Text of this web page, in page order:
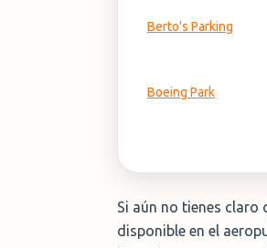
Berto's Parking
Boeing Park
Si aún no tienes claro
disponible en el